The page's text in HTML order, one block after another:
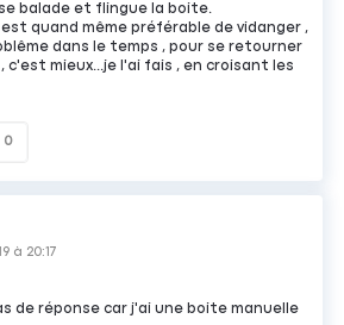
balade et flingue la boite.
est quand même préférable de vidanger ,
dans le temps , pour se retourner
mieux...je l'ai fais , en croisant les
0
à 20:17
de réponse car j'ai une boite manuelle